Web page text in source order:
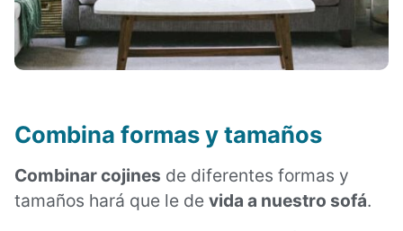
Combina formas y tamaños
Combinar cojines de diferentes formas y
tamaños hará que le de vida a nuestro sofá.